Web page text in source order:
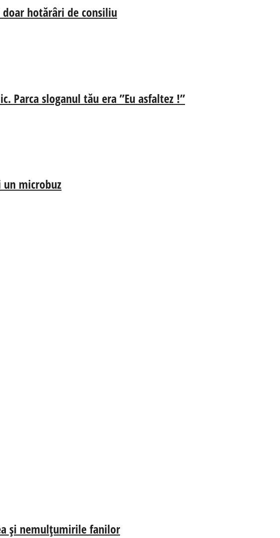
hotărâri de consiliu
Parca sloganul tău era ”Eu asfaltez !”
microbuz
și nemulțumirile fanilor